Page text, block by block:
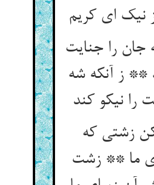
نیک ای کریم‏
را جنایت
** ز آنکه شه
را نیکو کند
زشتی که
ما ** زشت